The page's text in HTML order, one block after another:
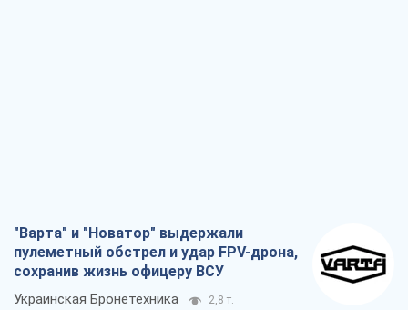
"Варта" и "Новатор" выдержали
пулеметный обстрел и удар FPV-дрона,
сохранив жизнь офицеру ВСУ
Украинская Бронетехника 2,8 т.